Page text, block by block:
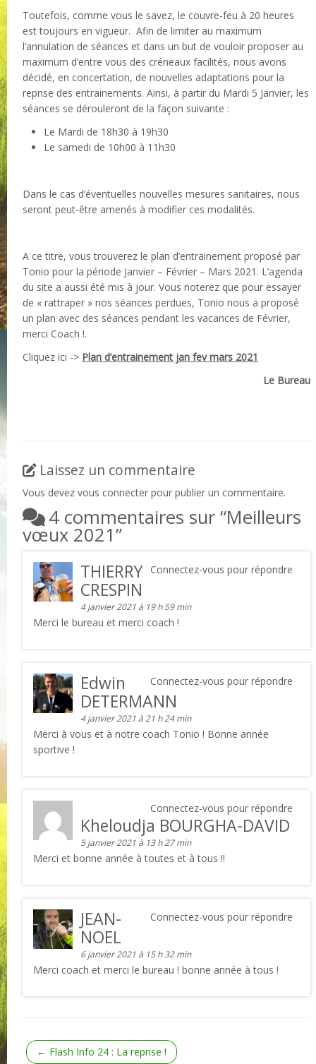
Toutefois, comme vous le savez, le couvre-feu à 20 heures
est toujours en vigueur. Afin de limiter au maximum
l’annulation de séances et dans un but de vouloir proposer au
maximum d’entre vous des créneaux facilités, nous avons
décidé, en concertation, de nouvelles adaptations pour la
reprise des entrainements. Ainsi, à partir du Mardi 5 Janvier, les
séances se dérouleront de la façon suivante :
Le Mardi de 18h30 à 19h30
Le samedi de 10h00 à 11h30
Dans le cas d’éventuelles nouvelles mesures sanitaires, nous
seront peut-être amenés à modifier ces modalités.
A ce titre, vous trouverez le plan d’entrainement proposé par
Tonio pour la période Janvier – Février – Mars 2021. L’agenda
du site a aussi été mis à jour. Vous noterez que pour essayer
de « rattraper » nos séances perdues, Tonio nous a proposé
un plan avec des séances pendant les vacances de Février,
merci Coach !.
Cliquez ici -> Plan d’entrainement jan fev mars 2021
Le Bureau
Laissez un commentaire
Vous devez vous connecter pour publier un commentaire.
4 commentaires sur “Meilleurs
vœux 2021”
Connectez-vous pour répondre
THIERRY
CRESPIN
4 janvier 2021 à 19 h 59 min
Merci le bureau et merci coach !
Connectez-vous pour répondre
Edwin
DETERMANN
4 janvier 2021 à 21 h 24 min
Merci à vous et à notre coach Tonio ! Bonne année
sportive !
Connectez-vous pour répondre
Kheloudja BOURGHA-DAVID
5 janvier 2021 à 13 h 27 min
Merci et bonne année à toutes et à tous !!
Connectez-vous pour répondre
JEAN-
NOEL
6 janvier 2021 à 15 h 32 min
Merci coach et merci le bureau ! bonne année à tous !
← Flash Info 24 : La reprise !